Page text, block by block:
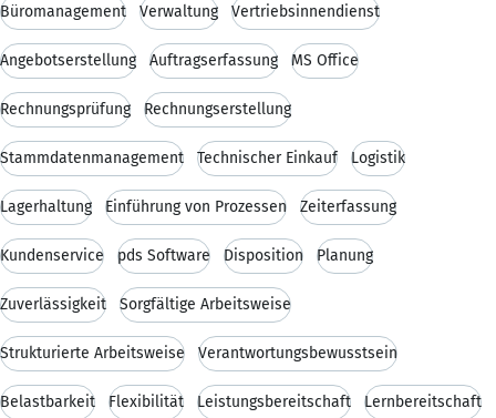
Büromanagement Verwaltung Vertriebsinnendienst
Angebotserstellung Auftragserfassung MS Office
Rechnungsprüfung Rechnungserstellung
Stammdatenmanagement Technischer Einkauf Logistik
Lagerhaltung Einführung von Prozessen Zeiterfassung
Kundenservice pds Software Disposition Planung
Zuverlässigkeit Sorgfältige Arbeitsweise
Strukturierte Arbeitsweise Verantwortungsbewusstsein
Belastbarkeit Flexibilität Leistungsbereitschaft Lernbereitschaft